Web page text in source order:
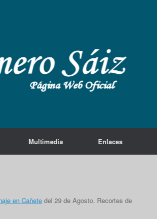
Multimedia Enlaces
en Cañete del 29 de Agosto. Recortes de